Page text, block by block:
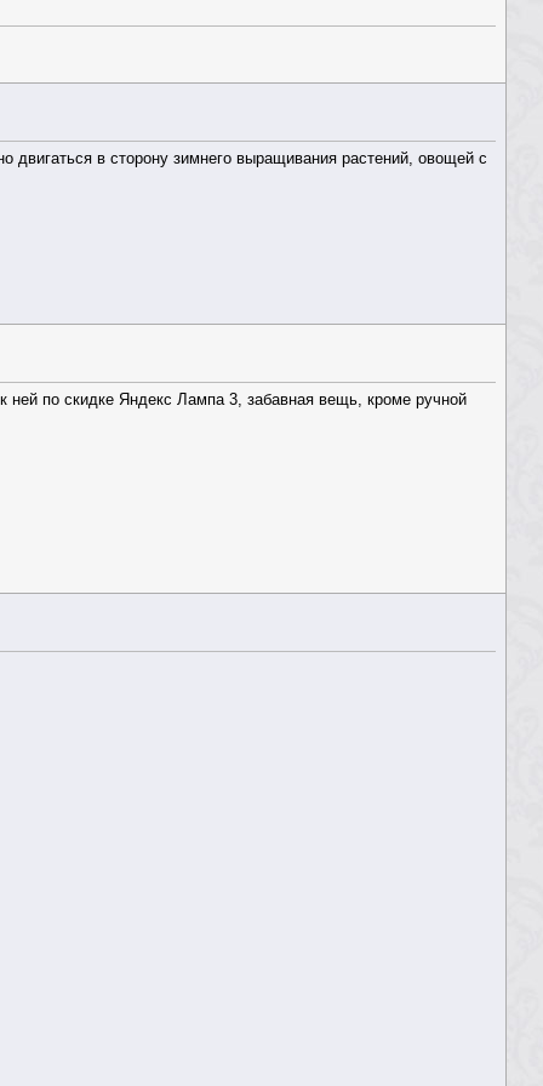
в сторону зимнего выращивания растений, овощей с
ней по скидке Яндекс Лампа 3, забавная вещь, кроме ручной